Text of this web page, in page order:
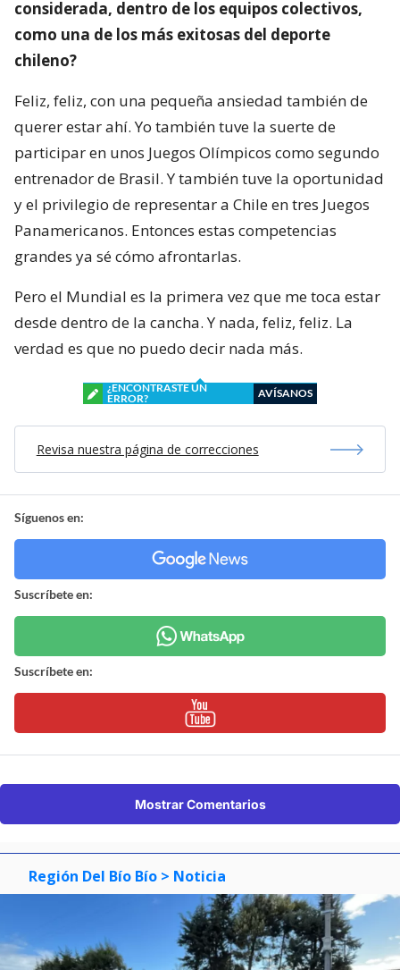
considerada, dentro de los equipos colectivos,
como una de los más exitosas del deporte
chileno?
Feliz, feliz, con una pequeña ansiedad también de
querer estar ahí. Yo también tuve la suerte de
participar en unos Juegos Olímpicos como segundo
entrenador de Brasil. Y también tuve la oportunidad
y el privilegio de representar a Chile en tres Juegos
Panamericanos. Entonces estas competencias
grandes ya sé cómo afrontarlas.
Pero el Mundial es la primera vez que me toca estar
desde dentro de la cancha. Y nada, feliz, feliz. La
verdad es que no puedo decir nada más.
¿ENCONTRASTE UN
ERROR?
AVÍSANOS
Revisa nuestra página de correcciones
Síguenos en:
Suscríbete en:
Suscríbete en:
Mostrar Comentarios
Región Del Bío Bío > Noticia